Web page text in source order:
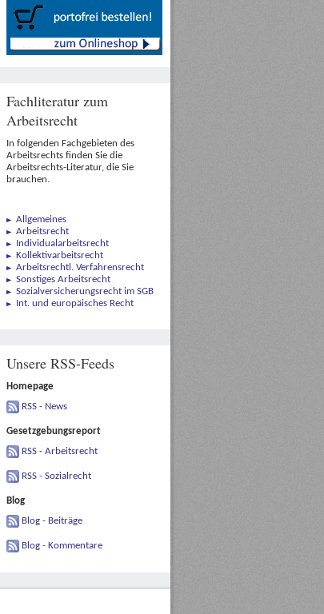
Fachliteratur zum
Arbeitsrecht
In folgenden Fachgebieten des
Arbeitsrechts finden Sie die
Arbeitsrechts-Literatur, die Sie
brauchen.
Allgemeines
Arbeitsrecht
Individualarbeitsrecht
Kollektivarbeitsrecht
Arbeitsrechtl. Verfahrensrecht
Sonstiges Arbeitsrecht
Sozialversicherungsrecht im SGB
Int. und europäisches Recht
Unsere RSS-Feeds
Homepage
RSS - News
Gesetzgebungsreport
RSS - Arbeitsrecht
RSS - Sozialrecht
Blog
Blog - Beiträge
Blog - Kommentare